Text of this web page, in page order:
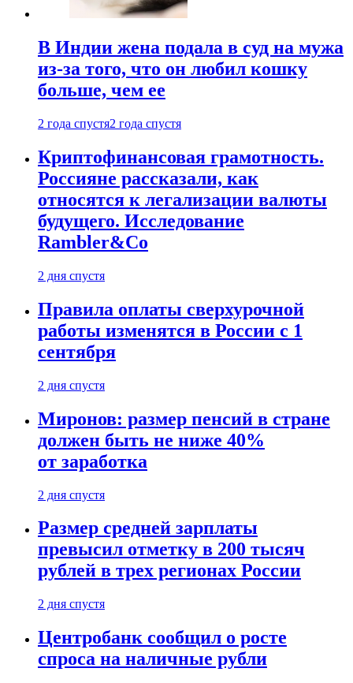
В Индии жена подала в суд на мужа
из-за того, что он любил кошку
больше, чем ее
2 года спустя2 года спустя
Криптофинансовая грамотность.
Россияне рассказали, как
относятся к легализации валюты
будущего. Исследование
Rambler&Co
2 дня спустя
Правила оплаты сверхурочной
работы изменятся в России с 1
сентября
2 дня спустя
Миронов: размер пенсий в стране
должен быть не ниже 40%
от заработка
2 дня спустя
Размер средней зарплаты
превысил отметку в 200 тысяч
рублей в трех регионах России
2 дня спустя
Центробанк сообщил о росте
спроса на наличные рубли